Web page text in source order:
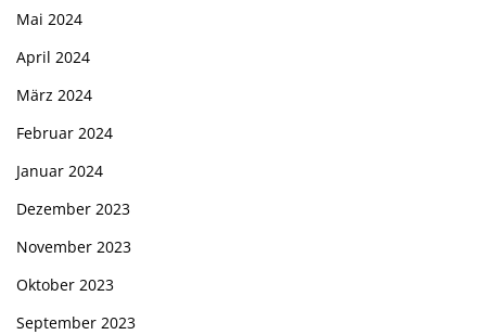
Mai 2024
April 2024
März 2024
Februar 2024
Januar 2024
Dezember 2023
November 2023
Oktober 2023
September 2023